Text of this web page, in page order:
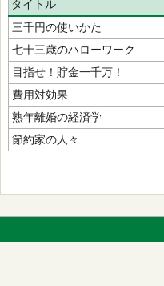
タイトル
三千円の使いかた
七十三歳のハローワーク
目指せ！貯金一千万！
費用対効果
熟年離婚の経済学
節約家の人々